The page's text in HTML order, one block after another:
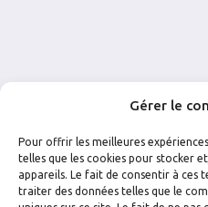
Gérer le
Pour offrir les meilleures
telles que les cookies pour stocker
appareils. Le fait de consentir à ces
traiter des données telles que le
INSTAGRAM